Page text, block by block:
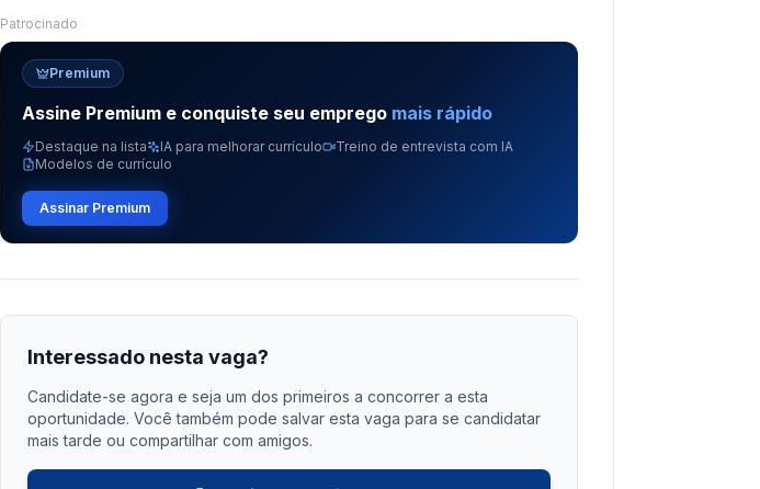
Patrocinado
Premium
Assine Premium e conquiste seu emprego mais rápido
Destaque na lista IA para melhorar currículo
Treino de entrevista com IA
Modelos de currículo
Assinar Premium
Interessado nesta vaga?
Candidate-se agora e seja um dos primeiros a concorrer a esta
oportunidade. Você também pode salvar esta vaga para se candidatar
mais tarde ou compartilhar com amigos.